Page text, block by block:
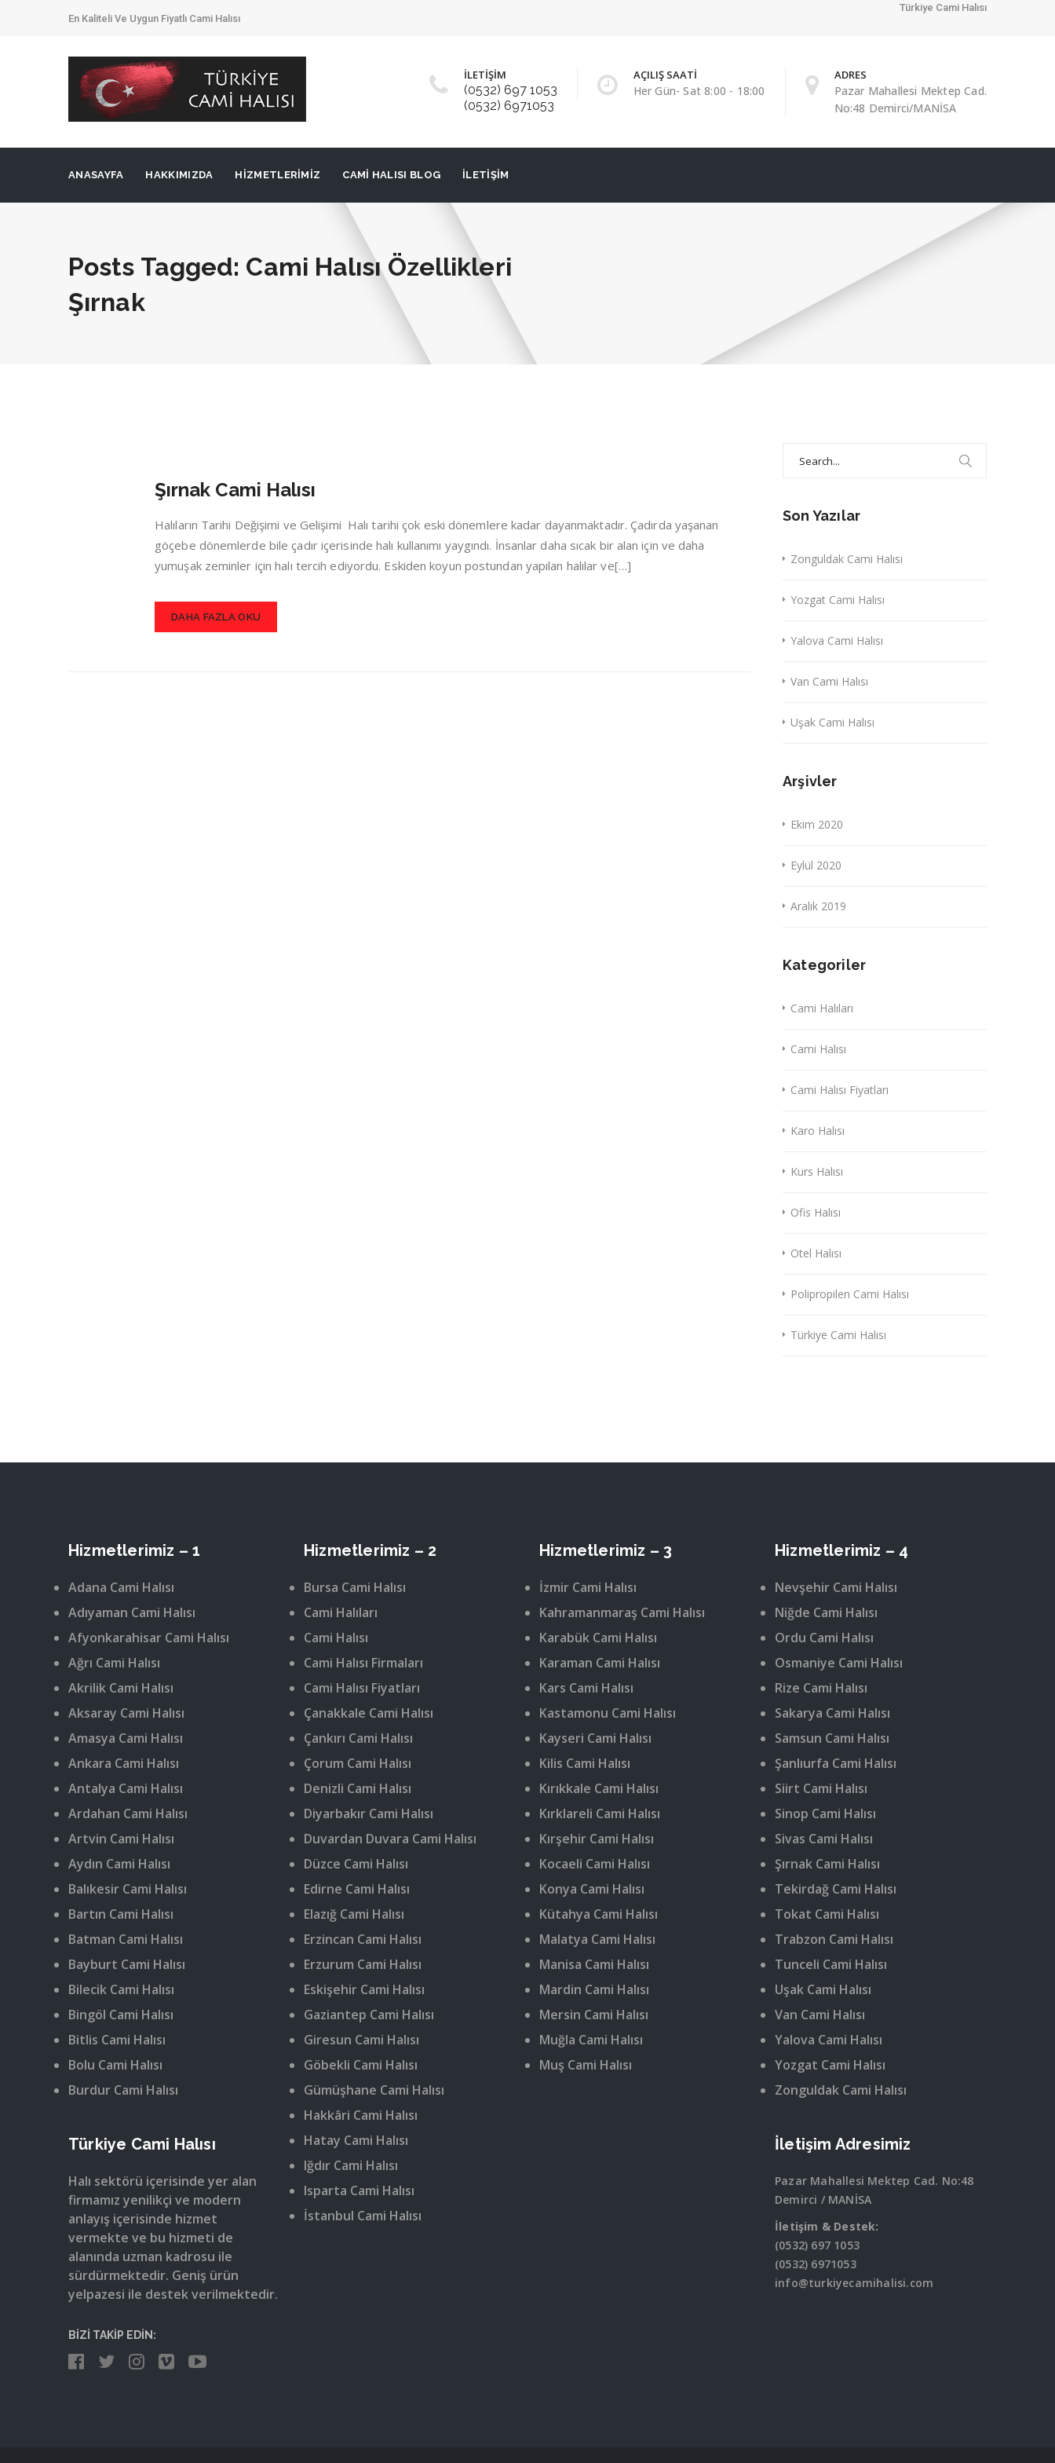
En Kaliteli Ve Uygun Fiyatlı Cami Halısı
Türkiye Cami Halısı
İLETİŞİM
(0532) 697 1053
(0532) 6971053
AÇILIŞ SAATİ
Her Gün- Sat 8:00 - 18:00
ADRES
Pazar Mahallesi Mektep Cad.
No:48 Demirci/MANİSA
ANASAYFA HAKKIMIZDA HIZMETLERIMIZ CAMI HALISI BLOG İLETIŞIM
Posts Tagged: Cami Halısı Özellikleri
Şırnak
Şırnak Cami Halısı
Halıların Tarihi Değişimi ve Gelişimi Halı tarihi çok eski dönemlere kadar dayanmaktadır. Çadırda yaşanan
göçebe dönemlerde bile çadır içerisinde halı kullanımı yaygındı. İnsanlar daha sıcak bir alan için ve daha
yumuşak zeminler için halı tercih ediyordu. Eskiden koyun postundan yapılan halılar ve[…]
DAHA FAZLA OKU
Son Yazılar
Zonguldak Cami Halısı
Yozgat Cami Halısı
Yalova Cami Halısı
Van Cami Halısı
Uşak Cami Halısı
Arşivler
Ekim 2020
Eylül 2020
Aralık 2019
Kategoriler
Cami Halıları
Cami Halısı
Cami Halısı Fiyatları
Karo Halısı
Kurs Halısı
Ofis Halısı
Otel Halısı
Polipropilen Cami Halısı
Türkiye Cami Halısı
Hizmetlerimiz – 1
Adana Cami Halısı
Adıyaman Cami Halısı
Afyonkarahisar Cami Halısı
Ağrı Cami Halısı
Akrilik Cami Halısı
Aksaray Cami Halısı
Amasya Cami Halısı
Ankara Cami Halısı
Antalya Cami Halısı
Ardahan Cami Halısı
Artvin Cami Halısı
Aydın Cami Halısı
Balıkesir Cami Halısı
Bartın Cami Halısı
Batman Cami Halısı
Bayburt Cami Halısı
Bilecik Cami Halısı
Bingöl Cami Halısı
Bitlis Cami Halısı
Bolu Cami Halısı
Burdur Cami Halısı
Türkiye Cami Halısı
Halı sektörü içerisinde yer alan
firmamız yenilikçi ve modern
anlayış içerisinde hizmet
vermekte ve bu hizmeti de
alanında uzman kadrosu ile
sürdürmektedir. Geniş ürün
yelpazesi ile destek verilmektedir.
BİZİ TAKİP EDİN:
Hizmetlerimiz – 2
Bursa Cami Halısı
Cami Halıları
Cami Halısı
Cami Halısı Firmaları
Cami Halısı Fiyatları
Çanakkale Cami Halısı
Çankırı Cami Halısı
Çorum Cami Halısı
Denizli Cami Halısı
Diyarbakır Cami Halısı
Duvardan Duvara Cami Halısı
Düzce Cami Halısı
Edirne Cami Halısı
Elazığ Cami Halısı
Erzincan Cami Halısı
Erzurum Cami Halısı
Eskişehir Cami Halısı
Gaziantep Cami Halısı
Giresun Cami Halısı
Göbekli Cami Halısı
Gümüşhane Cami Halısı
Hakkâri Cami Halısı
Hatay Cami Halısı
Iğdır Cami Halısı
Isparta Cami Halısı
İstanbul Cami Halısı
Hizmetlerimiz – 3
İzmir Cami Halısı
Kahramanmaraş Cami Halısı
Karabük Cami Halısı
Karaman Cami Halısı
Kars Cami Halısı
Kastamonu Cami Halısı
Kayseri Cami Halısı
Kilis Cami Halısı
Kırıkkale Cami Halısı
Kırklareli Cami Halısı
Kırşehir Cami Halısı
Kocaeli Cami Halısı
Konya Cami Halısı
Kütahya Cami Halısı
Malatya Cami Halısı
Manisa Cami Halısı
Mardin Cami Halısı
Mersin Cami Halısı
Muğla Cami Halısı
Muş Cami Halısı
Hizmetlerimiz – 4
Nevşehir Cami Halısı
Niğde Cami Halısı
Ordu Cami Halısı
Osmaniye Cami Halısı
Rize Cami Halısı
Sakarya Cami Halısı
Samsun Cami Halısı
Şanlıurfa Cami Halısı
Siirt Cami Halısı
Sinop Cami Halısı
Sivas Cami Halısı
Şırnak Cami Halısı
Tekirdağ Cami Halısı
Tokat Cami Halısı
Trabzon Cami Halısı
Tunceli Cami Halısı
Uşak Cami Halısı
Van Cami Halısı
Yalova Cami Halısı
Yozgat Cami Halısı
Zonguldak Cami Halısı
İletişim Adresimiz
Pazar Mahallesi Mektep Cad. No:48
Demirci / MANİSA
İletişim & Destek:
(0532) 697 1053
(0532) 6971053
info@turkiyecamihalisi.com